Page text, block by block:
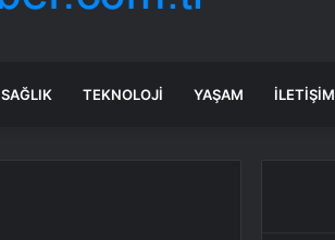
SAĞLIK TEKNOLOJI YAŞAM İLETIŞIM